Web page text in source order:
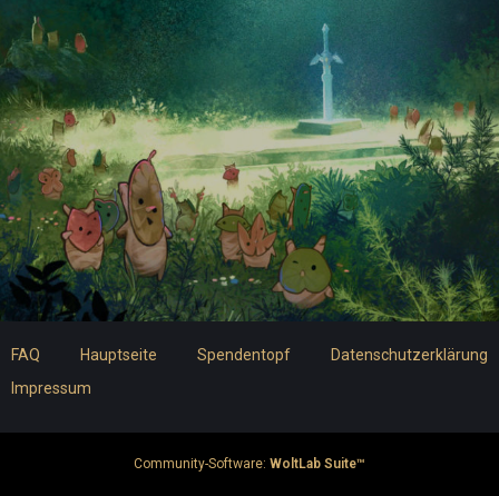
FAQ Hauptseite Spendentopf
Datenschutzerklärung
Impressum
Community-Software: WoltLab Suite™